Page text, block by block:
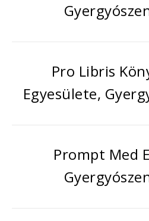
Pro Libris
Egyesülete,
Prompt Med